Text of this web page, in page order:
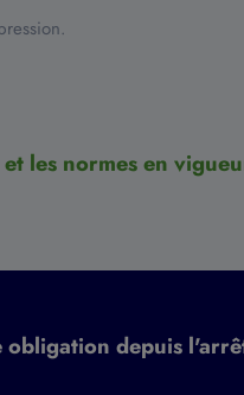
les normes en
obligation depuis